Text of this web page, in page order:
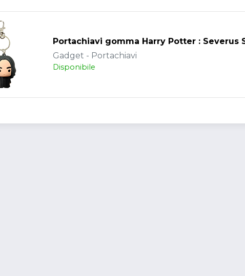
Portachiavi gomma Harry Potter : Severus
Gadget - Portachiavi
Disponibile